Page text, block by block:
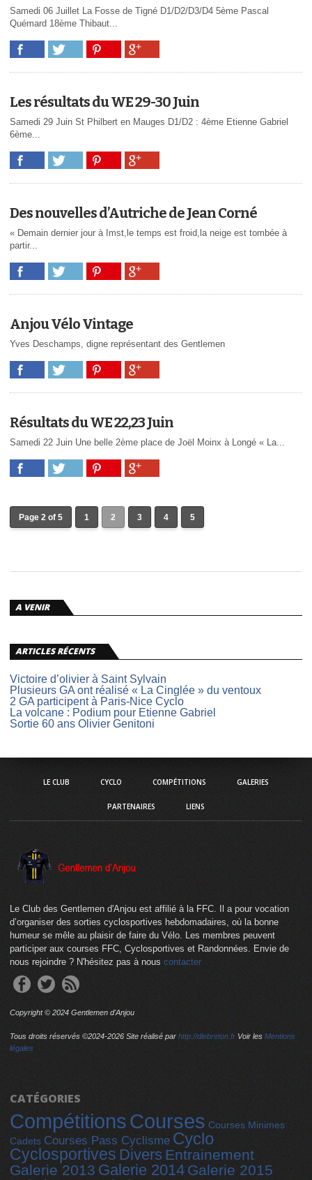
Samedi 06 Juillet La Fosse de Tigné D1/D2/D3/D4 5ème Pascal
Quémard 18ème Thibaut...
Les résultats du WE 29-30 Juin
Samedi 29 Juin St Philbert en Mauges D1/D2 : 4ème Etienne Gabriel
6ème...
Des nouvelles d’Autriche de Jean Corné
« Demain dernier jour à Imst,le temps est froid,la neige est tombée à
partir...
Anjou Vélo Vintage
Yves Deschamps, digne représentant des Gentlemen
Résultats du WE 22,23 Juin
Samedi 22 Juin Une belle 2ème place de Joël Moinx à Longé « La...
Page 2 of 5 1 2 3 4 5
A VENIR
ARTICLES RÉCENTS
Victoire d’olivier à Saint Sylvain
Plusieurs GA ont réalisé « La Cinglée » du ventoux
2 GA participent à Paris-Nice Cyclo
La volcane : Podium pour Etienne Gabriel
Sortie 60 ans Olivier Genitoni
LE CLUB CYCLO COMPÉTITIONS GALERIES
PARTENAIRES LIENS
Le Club des Gentlemen d'Anjou est affilié à la FFC. Il a pour vocation
d’organiser des sorties cyclosportives hebdomadaires, où la bonne
humeur se mêle au plaisir de faire du Vélo. Les membres peuvent
participer aux courses FFC, Cyclosportives et Randonnées. Envie de
nous rejoindre ? N'hésitez pas à nous contacter
Copyright © 2024 Gentlemen d'Anjou
Tous droits réservés ©2024-2026 Site réalisé par http://dlebreton.fr Voir les Mentions
légales
CATÉGORIES
CompétitionsCourses Courses Minimes
Cadets Courses Pass Cyclisme Cyclo
Cyclosportives Divers Entrainement
Galerie 2013 Galerie 2014 Galerie 2015